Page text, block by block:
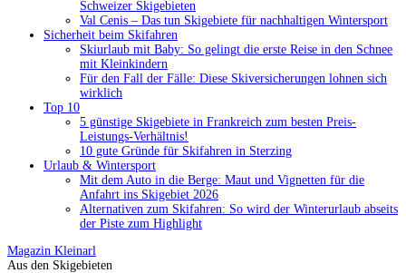
Schweizer Skigebieten
Val Cenis – Das tun Skigebiete für nachhaltigen Wintersport
Sicherheit beim Skifahren
Skiurlaub mit Baby: So gelingt die erste Reise in den Schnee
mit Kleinkindern
Für den Fall der Fälle: Diese Skiversicherungen lohnen sich
wirklich
Top 10
5 günstige Skigebiete in Frankreich zum besten Preis-
Leistungs-Verhältnis!
10 gute Gründe für Skifahren in Sterzing
Urlaub & Wintersport
Mit dem Auto in die Berge: Maut und Vignetten für die
Anfahrt ins Skigebiet 2026
Alternativen zum Skifahren: So wird der Winterurlaub abseits
der Piste zum Highlight
Magazin Kleinarl
Aus den Skigebieten